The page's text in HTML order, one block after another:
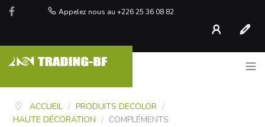
Appelez nous au +226 25 36 08 82
Compte
ACCUEIL / PRODUITS DECOLOR /
HAUTE DÉCORATION / COMPLÉMENTS